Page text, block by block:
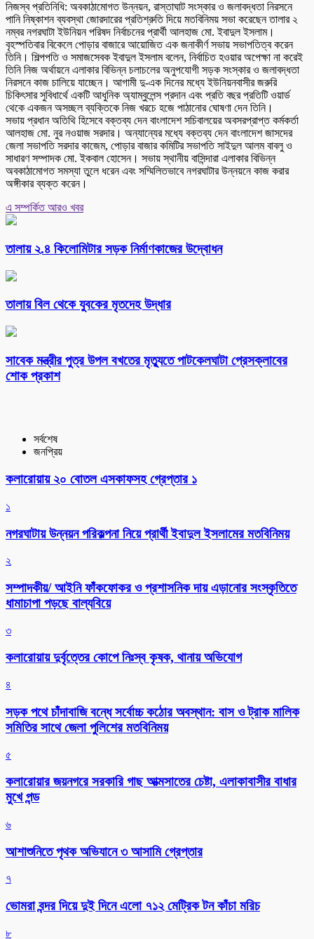
নিজস্ব প্রতিনিধি: অবকাঠামোগত উন্নয়ন, রাস্তাঘাট সংস্কার ও জলাবদ্ধতা নিরসনে
পানি নিষ্কাশন ব্যবস্থা জোরদারের প্রতিশ্রুতি দিয়ে মতবিনিময় সভা করেছেন তালার ২
নম্বর নগরঘাটা ইউনিয়ন পরিষদ নির্বাচনের প্রার্থী আলহাজ মো. ইবাদুল ইসলাম।
বৃহস্পতিবার বিকেলে পোড়ার বাজারে আয়োজিত এক জনাকীর্ণ সভায় সভাপতিত্ব করেন
তিনি। শিল্পপতি ও সমাজসেবক ইবাদুল ইসলাম বলেন, নির্বাচিত হওয়ার অপেক্ষা না করেই
তিনি নিজ অর্থায়নে এলাকার বিভিন্ন চলাচলের অনুপযোগী সড়ক সংস্কার ও জলাবদ্ধতা
নিরসনে কাজ চালিয়ে যাচ্ছেন। আগামী দু-এক দিনের মধ্যে ইউনিয়নবাসীর জরুরি
চিকিৎসার সুবিধার্থে একটি আধুনিক অ্যাম্বুলেন্স প্রদান এবং প্রতি বছর প্রতিটি ওয়ার্ড
থেকে একজন অসচ্ছল ব্যক্তিকে নিজ খরচে হজে পাঠানোর ঘোষণা দেন তিনি।
সভায় প্রধান অতিথি হিসেবে বক্তব্য দেন বাংলাদেশ সচিবালয়ের অবসরপ্রাপ্ত কর্মকর্তা
আলহাজ মো. নুর নওয়াজ সরদার। অন্যান্যের মধ্যে বক্তব্য দেন বাংলাদেশ জাসদের
জেলা সভাপতি সরদার কাজেম, পোড়ার বাজার কমিটির সভাপতি সাইদুল আলম বাবলু ও
সাধারণ সম্পাদক মো. ইকবাল হোসেন। সভায় স্থানীয় বাসিন্দারা এলাকার বিভিন্ন
অবকাঠামোগত সমস্যা তুলে ধরেন এবং সম্মিলিতভাবে নগরঘাটার উন্নয়নে কাজ করার
অঙ্গীকার ব্যক্ত করেন।
এ সম্পর্কিত আরও খবর
তালায় ২.৪ কিলোমিটার সড়ক নির্মাণকাজের উদ্বোধন
তালায় বিল থেকে যুবকের মৃতদেহ উদ্ধার
সাবেক মন্ত্রীর পুত্র উপল বখতের মৃত্যুতে পাটকেলঘাটা প্রেসক্লাবের
শোক প্রকাশ
সর্বশেষ
জনপ্রিয়
কলারোয়ায় ২০ বোতল এসকাফসহ গ্রেপ্তার ১
১
নগরঘাটায় উন্নয়ন পরিকল্পনা নিয়ে প্রার্থী ইবাদুল ইসলামের মতবিনিময়
২
সম্পাদকীয়/ আইনি ফাঁকফোকর ও প্রশাসনিক দায় এড়ানোর সংস্কৃতিতে
ধামাচাপা পড়ছে বাল্যবিয়ে
৩
কলারোয়ায় দুর্বৃত্তের কোপে নিঃস্ব কৃষক, থানায় অভিযোগ
৪
সড়ক পথে চাঁদাবাজি বন্ধে সর্বোচ্চ কঠোর অবস্থান: বাস ও ট্রাক মালিক
সমিতির সাথে জেলা পুলিশের মতবিনিময়
৫
কলারোয়ার জয়নগরে সরকারি গাছ আত্মসাতের চেষ্টা, এলাকাবাসীর বাধার
মুখে পন্ড
৬
আশাশুনিতে পৃথক অভিযানে ৩ আসামি গ্রেপ্তার
৭
ভোমরা বন্দর দিয়ে দুই দিনে এলো ৭১২ মেট্রিক টন কাঁচা মরিচ
৮